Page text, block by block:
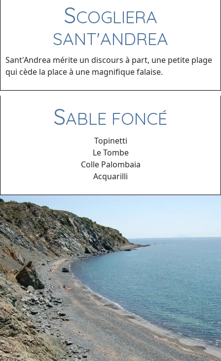
SCOGLIERA
SANT'ANDREA
Sant'Andrea mérite un discours à part, une petite plage
qui cède la place à une magnifique falaise.
SABLE FONCÉ
Topinetti
Le Tombe
Colle Palombaia
Acquarilli